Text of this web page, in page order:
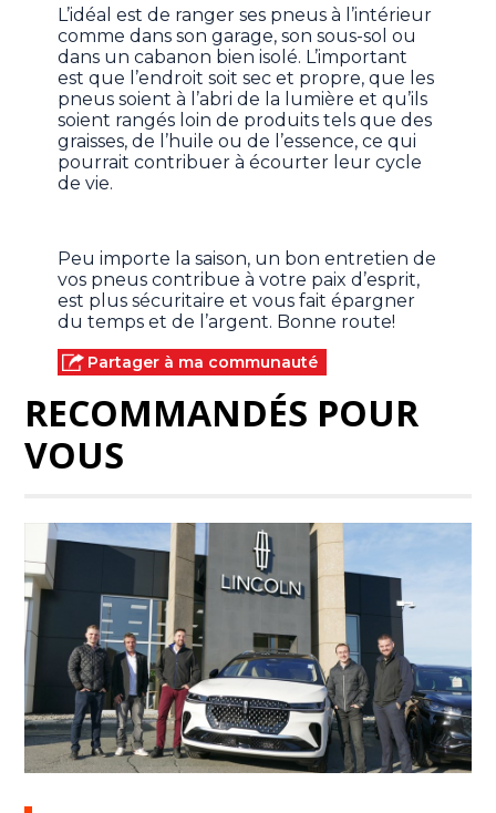
L’idéal est de ranger ses pneus à l’intérieur
comme dans son garage, son sous-sol ou
dans un cabanon bien isolé. L’important
est que l’endroit soit sec et propre, que les
pneus soient à l’abri de la lumière et qu’ils
soient rangés loin de produits tels que des
graisses, de l’huile ou de l’essence, ce qui
pourrait contribuer à écourter leur cycle
de vie.
Peu importe la saison, un bon entretien de
vos pneus contribue à votre paix d’esprit,
est plus sécuritaire et vous fait épargner
du temps et de l’argent. Bonne route!
Partager à ma communauté
RECOMMANDÉS POUR
VOUS